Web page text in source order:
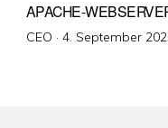
APACHE-
CEO · Veröffentlicht
4. September